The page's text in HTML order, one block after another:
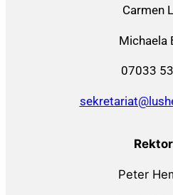
Carmen
Michaela
07033
Peter